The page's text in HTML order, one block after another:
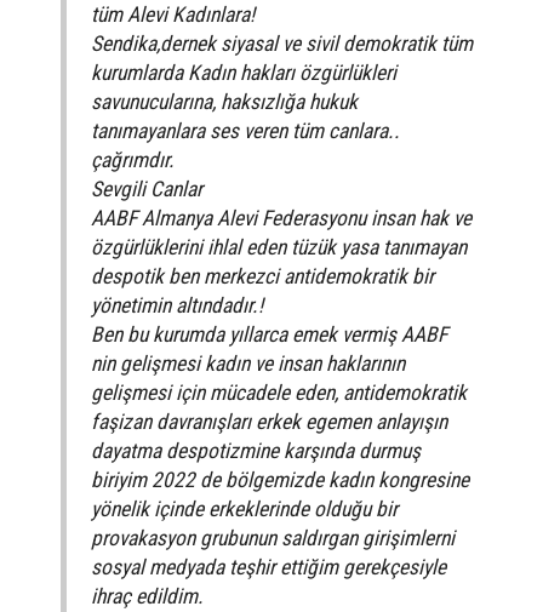
tüm Alevi Kadınlara!
Sendika,dernek siyasal ve sivil demokratik tüm
kurumlarda Kadın hakları özgürlükleri
savunucularına, haksızlığa hukuk
tanımayanlara ses veren tüm canlara..
çağrımdır.
Sevgili Canlar
AABF Almanya Alevi Federasyonu insan hak ve
özgürlüklerini ihlal eden tüzük yasa tanımayan
despotik ben merkezci antidemokratik bir
yönetimin altındadır.!
Ben bu kurumda yıllarca emek vermiş AABF
nin gelişmesi kadın ve insan haklarının
gelişmesi için mücadele eden, antidemokratik
faşizan davranışları erkek egemen anlayışın
dayatma despotizmine karşında durmuş
biriyim 2022 de bölgemizde kadın kongresine
yönelik içinde erkeklerinde olduğu bir
provakasyon grubunun saldırgan girişimlerni
sosyal medyada teşhir ettiğim gerekçesiyle
ihraç edildim.